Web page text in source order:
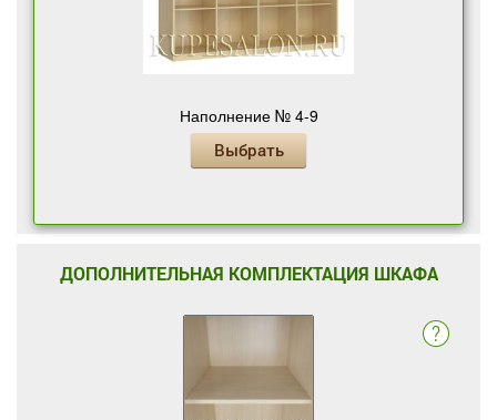
Наполнение № 4-9
Выбрать
ДОПОЛНИТЕЛЬНАЯ КОМПЛЕКТАЦИЯ ШКАФА